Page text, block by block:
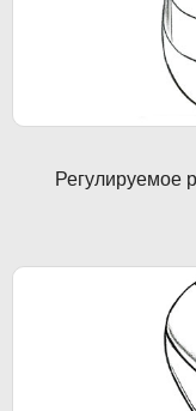
Регулируемое